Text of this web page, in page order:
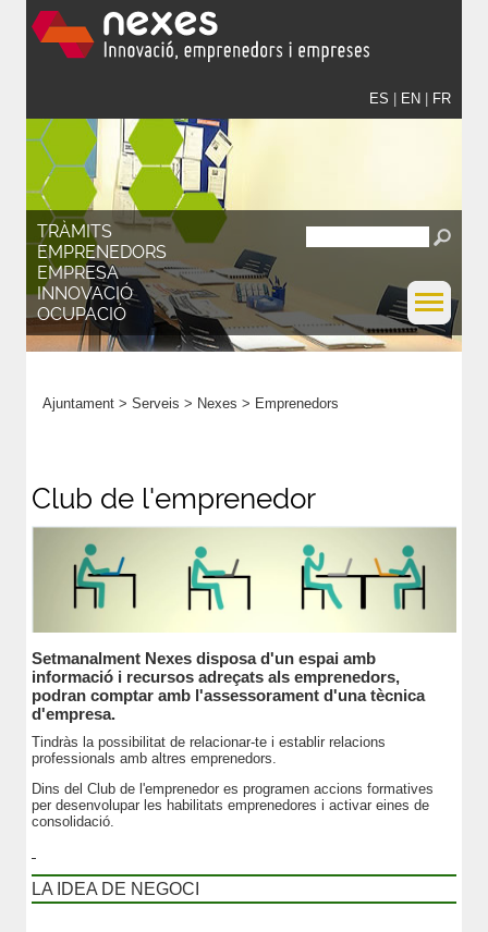
ES EN FR
TRÀMITS
EMPRENEDORS
EMPRESA
INNOVACIÓ
OCUPACIÓ
Ajuntament > Serveis > Nexes > Emprenedors
Club de l'emprenedor
Setmanalment Nexes disposa d'un espai amb
informació i recursos adreçats als emprenedors,
podran comptar amb l'assessorament d'una tècnica
d'empresa.
Tindràs la possibilitat de relacionar-te i establir relacions
professionals amb altres emprenedors.
Dins del Club de l'emprenedor es programen accions formatives
per desenvolupar les habilitats emprenedores i activar eines de
consolidació.
LA IDEA DE NEGOCI